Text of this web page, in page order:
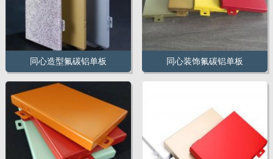
同心造型氟碳铝单板 同心装饰氟碳铝单板